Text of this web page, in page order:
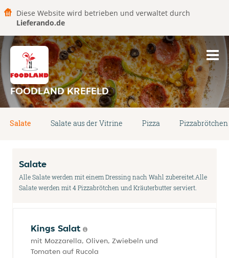
Diese Website wird betrieben und verwaltet durch
Lieferando.de
FOODLAND KREFELD
Salate Salate aus der Vitrine Pizza Pizzabrötchen
Salate
Alle Salate werden mit einem Dressing nach Wahl zubereitet.Alle
Salate werden mit 4 Pizzabrötchen und Kräuterbutter serviert.
Kings Salat
mit Mozzarella, Oliven, Zwiebeln und
Tomaten auf Rucola